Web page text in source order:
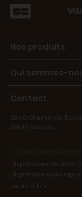
Nos produits
Qui sommes-
Contact
2840 Chemin de
69140 Vancia
Disponibles de 9h à
Disponible pour
de 9h à 17h.